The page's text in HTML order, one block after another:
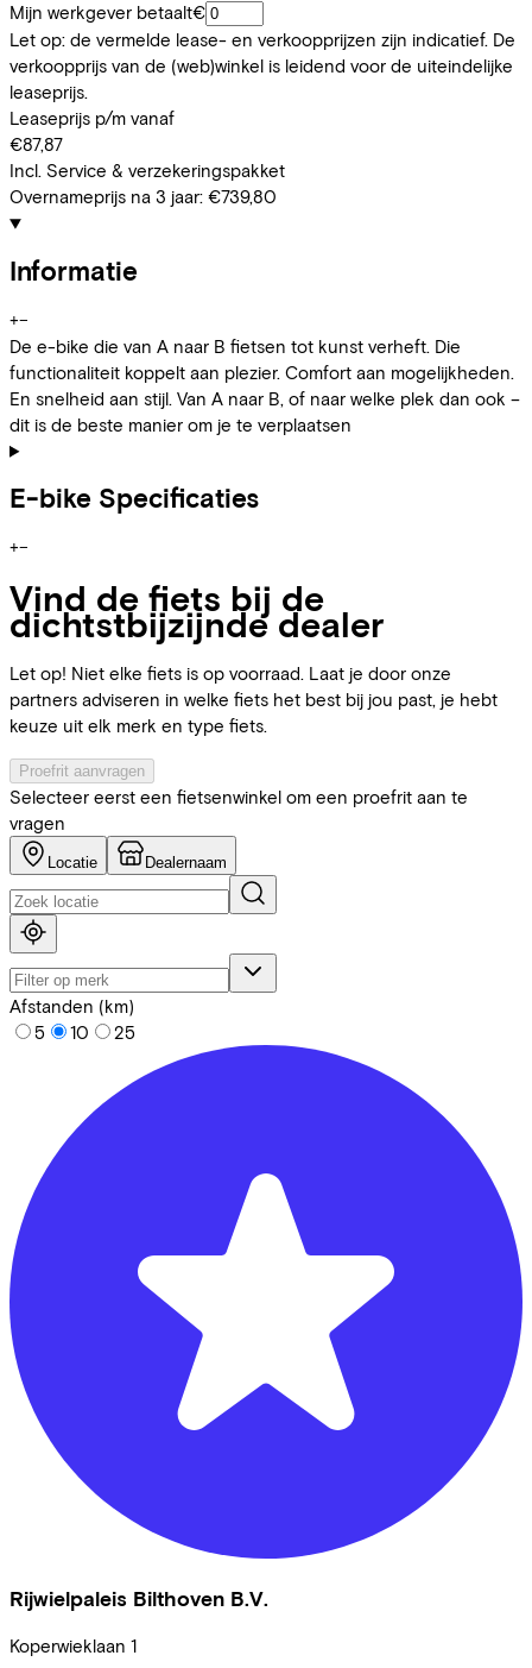
Mijn werkgever betaalt€
Let op: de vermelde lease- en verkoopprijzen zijn indicatief. De
verkoopprijs van de (web)winkel is leidend voor de uiteindelijke
leaseprijs.
Leaseprijs p/m vanaf
€87,87
Incl. Service & verzekeringspakket
Overnameprijs na 3 jaar: €739,80
Informatie
+−
De e-bike die van A naar B fietsen tot kunst verheft. Die
functionaliteit koppelt aan plezier. Comfort aan mogelijkheden.
En snelheid aan stijl. Van A naar B, of naar welke plek dan ook –
dit is de beste manier om je te verplaatsen
E-bike Specificaties
+−
Vind de fiets bij de
dichtstbijzijnde dealer
Let op! Niet elke fiets is op voorraad. Laat je door onze
partners adviseren in welke fiets het best bij jou past, je hebt
keuze uit elk merk en type fiets.
Proefrit aanvragen
Selecteer eerst een fietsenwinkel om een proefrit aan te
vragen
Locatie Dealernaam
Afstanden (km)
5
10 25
Rijwielpaleis Bilthoven B.V.
Koperwieklaan 1